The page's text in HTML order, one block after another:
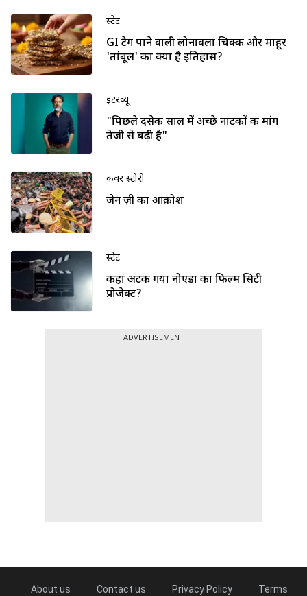
स्टेट
GI टैग पाने वाली लोनावला चिक्की और माहूर
'तांबूल' का क्या है इतिहास?
इंटरव्यू
"पिछले दसेक साल में अच्छे नाटकों की मांग
तेजी से बढ़ी है"
कवर स्टोरी
जेन ज़ी का आक्रोश
स्टेट
कहां अटक गया नोएडा का फिल्म सिटी
प्रोजेक्ट?
ADVERTISEMENT
About us Contact us Privacy Policy Terms